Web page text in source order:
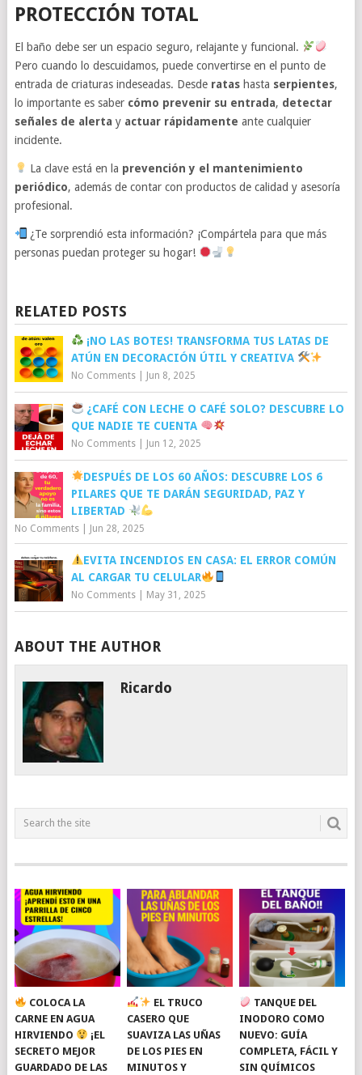
PROTECCIÓN TOTAL
El baño debe ser un espacio seguro, relajante y funcional.
Pero cuando lo descuidamos, puede convertirse en el punto de
entrada de criaturas indeseadas. Desde ratashasta serpientes,
lo importante es saber cómo prevenir su entrada, detectar
señales de alerta y actuar rápidamente ante cualquier
incidente.
La clave está en la prevención y el mantenimiento
periódico, además de contar con productos de calidad y asesoría
profesional.
¿Te sorprendió esta información? ¡Compártela para que más
personas puedan proteger su hogar!
RELATED POSTS
¡NO LAS BOTES! TRANSFORMA TUS LATAS DE
ATÚN EN DECORACIÓN ÚTIL Y CREATIVA
No Comments| Jun 8, 2025
¿CAFÉ CON LECHE O CAFÉ SOLO? DESCUBRE LO
QUE NADIE TE CUENTA
No Comments| Jun 12, 2025
DESPUÉS DE LOS 60 AÑOS: DESCUBRE LOS 6
PILARES QUE TE DARÁN SEGURIDAD, PAZ Y
LIBERTAD
No Comments| Jun 28, 2025
EVITA INCENDIOS EN CASA: EL ERROR COMÚN
AL CARGAR TU CELULAR
No Comments| May 31, 2025
ABOUT THE AUTHOR
Ricardo
COLOCA LA
CARNE EN AGUA
HIRVIENDO
¡EL
SECRETO MEJOR
GUARDADO DE LAS
EL TRUCO
CASERO QUE
SUAVIZA LAS UÑAS
DE LOS PIES EN
MINUTOS Y
TANQUE DEL
INODORO COMO
NUEVO: GUÍA
COMPLETA, FÁCIL Y
SIN QUÍMICOS